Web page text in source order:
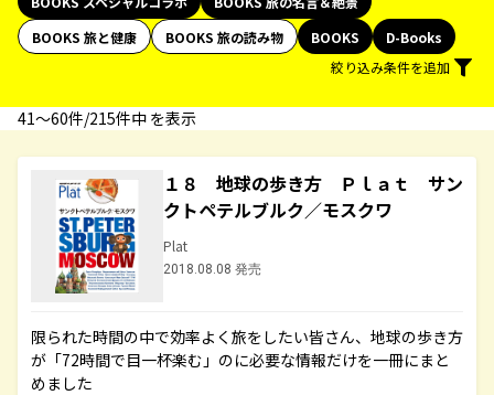
BOOKS 旅と健康
BOOKS 旅の読み物 BOOKS
D-Books
絞り込み条件を追加
41〜60件/215件中 を表示
１８ 地球の歩き方 Ｐｌａｔ サン
クトペテルブルク／モスクワ
Plat
2018.08.08 発売
限られた時間の中で効率よく旅をしたい皆さん、地球の歩き方
が「72時間で目一杯楽む」のに必要な情報だけを一冊にまと
めました